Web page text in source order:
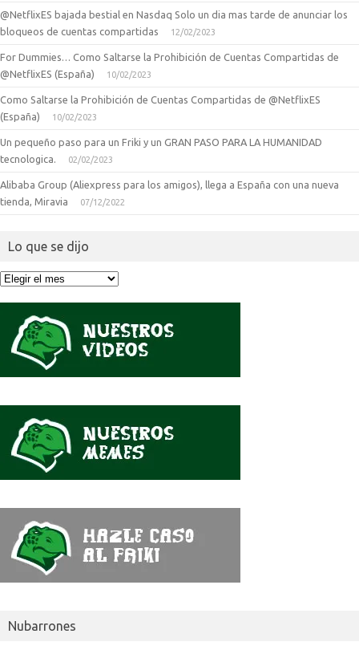
@NetflixES bajada bestial en Nasdaq Solo un dia mas tarde de anunciar los
bloqueos de cuentas compartidas
12/02/2023
For Dummies… Como Saltarse la Prohibición de Cuentas Compartidas de
@NetflixES (España)
10/02/2023
Como Saltarse la Prohibición de Cuentas Compartidas de @NetflixES
(España)
10/02/2023
Un pequeño paso para un Friki y un GRAN PASO PARA LA HUMANIDAD
tecnologica.
02/02/2023
Alibaba Group (Aliexpress para los amigos), llega a España con una nueva
tienda, Miravia
07/12/2022
Lo que se dijo
Lo
Nubarrones